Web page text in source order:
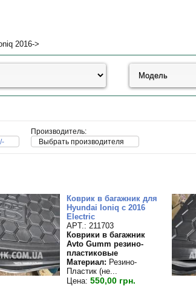
2016->
Производитель:
Выбрать производителя
Коврик в багажник для
Hyundai Ioniq с 2016
Electric
APT.: 211703
Коврики в багажник
Avto Gumm резино-
пластиковые
Материал: Резино-
Пластик (не...
Цена: 550,00 грн.